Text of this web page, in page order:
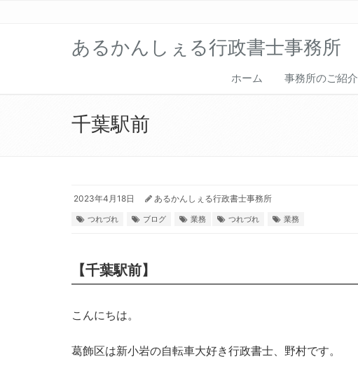
あるかんしぇる行政書士事務所
ホーム 事務所のご紹介
千葉駅前
2023年4月18日 あるかんしぇる行政書士事務所
つれづれ ブログ 業務 つれづれ 業務
【千葉駅前】
こんにちは。
葛飾区は新小岩の自転車大好き行政書士、野村です。